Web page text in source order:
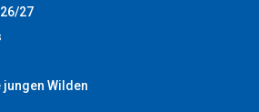
27
jungen Wilden